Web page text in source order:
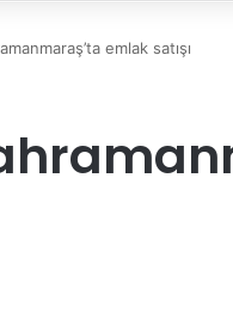
emlak satışı